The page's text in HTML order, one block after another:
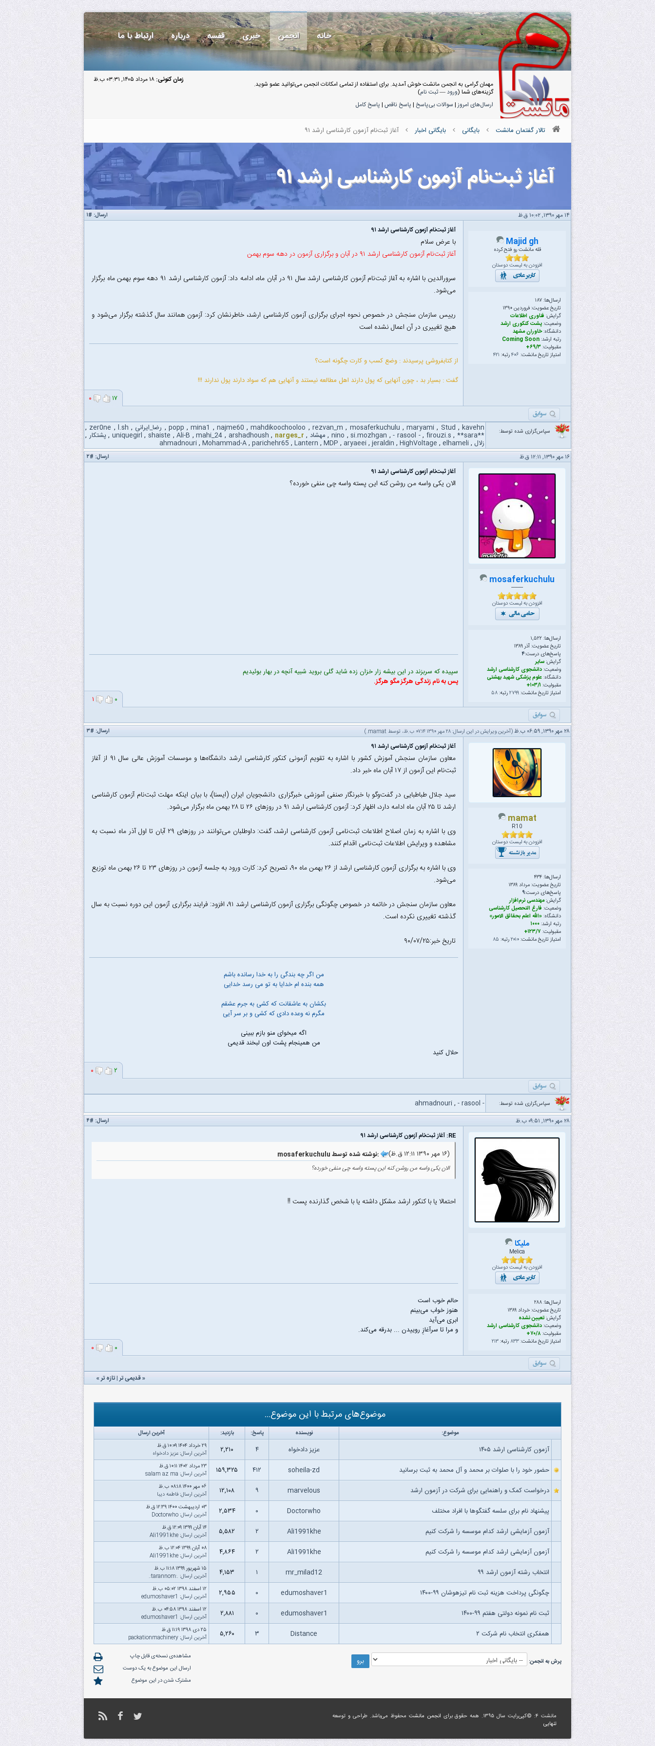
خانه انجمن خبری قفسه درباره ارتباط با ما
زمان کنونی: ۱۸ مرداد ۱۴۰۵, ۰۳:۳۱ ب.ظ
مهمان گرامی به انجمن مانشت خوش آمدید. برای استفاده از تمامی امکانات انجمن می‌توانید عضو شوید.
گزینه‌های شما (ورود—ثبت نام)
ارسال‌های امروز| سوالات بی‌پاسخ | پاسخ ناقص | پاسخ کامل
تالار گفتمان مانشت بایگانی بایگانی اخبار آغاز ثبت‌نام آزمون کارشناسی ارشد ۹۱
آغاز ثبت‌نام آزمون کارشناسی ارشد ۹۱
ارسال: #۱ ۱۴ مهر ۱۳۹۰, ۱۰:۰۲ ق.ظ
Majid gh
قله مانشت رو فتح کرده
افزودن به لیست دوستان
ارسال‌ها: ۱۸۷
تاریخ عضویت: فروردین ۱۳۹۰
گرایش: فناوری اطلاعات
وضعیت:پشت کنکوری ارشد
دانشگاه:خاوران مشهد
رتبه ارشد:Coming Soon
مقبولیت:۶۹/۳+
امتیاز تاریخ مانشت: ۴۰۶رتبه: ۴۲۱
آغاز ثبت‌نام آزمون کارشناسی ارشد ۹۱
با عرض سلام
آغاز ثبت‌نام آزمون کارشناسی ارشد ۹۱ در آبان و برگزاری آزمون در دهه سوم بهمن
سرورالدین با اشاره به آغاز ثبت‌نام آزمون کارشناسی ارشد سال ۹۱ در آبان ماه، ادامه داد: آزمون کارشناسی ارشد ۹۱ دهه سوم بهمن ماه برگزار
می‌شود.
رییس سازمان سنجش در خصوص نحوه اجرای برگزاری آزمون کارشناسی ارشد، خاطرنشان کرد: آزمون همانند سال گذشته برگزار می‌شود و
هیچ تغییری در آن اعمال نشده است
از کتابفروشی پرسیدند : وضع کسب و کارت چگونه است؟
گفت : بسیار بد ، چون آنهایی که پول دارند اهل مطالعه نیستند و آنهایی هم که سواد دارند پول ندارند !!!
۱۷
۰
سپاس‌گزاری شده توسط: kavehn
,
Stud
,
maryami
,
mosaferkuchulu
,
rezvan_m
,
mahdikoochooloo
,
najme60
,
mina1
,
popp
, رضا_ایرانی ,
l.sh
,
zer0ne
,
**sara**
,
firouzi.s
,
- rasool -
,
si.mozhgan
,
nino
, مهشاد ,
narges_r
,
arshadhoush
,
mahi_24
,
Ali-B
,
shaiste
,
uniquegirl
, پشتکار ,
زلال ,
elhameli
,
HighVoltage
,
jeraldin
,
aryaeei
,
MDP
,
Lantern
,
parichehr65
,
Mohammad-A
,
ahmadnouri
ارسال: #۲ ۱۶ مهر ۱۳۹۰, ۱۲:۱۱ ق.ظ
mosaferkuchulu
--------
افزودن به لیست دوستان
ارسال‌ها: ۱,۵۲۲
تاریخ عضویت: آذر ۱۳۸۹
پاسخ‌های درست:۴
گرایش:سایر
وضعیت:دانشجوی کارشناسی ارشد
دانشگاه:علوم پزشکی شهید بهشتی
مقبولیت: ۱۰۳/۱+
امتیاز تاریخ مانشت:۲۷۹۹رتبه:۵۸
آغاز ثبت‌نام آزمون کارشناسی ارشد ۹۱
الان یکی واسه من روشن کنه این پسته واسه چی منفی خورده؟
سپیده که سربزند در این بیشه زار خزان زده شاید گلی بروید شبیه آنچه در بهار بوئیدیم
پس به نام زندگی هرگز مگو هرگز.
۰
۱
ارسال: #۳ ۲۸ مهر ۱۳۹۰, ۰۶:۵۹ ب.ظ (آخرین ویرایش در این ارسال: ۲۸ مهر ۱۳۹۰ ۰۷:۱۴ ب.ظ، توسط mamat
.)
mamat
R10
افزودن به لیست دوستان
ارسال‌ها: ۴۳۴
تاریخ عضویت: مرداد ۱۳۸۹
پاسخ‌های درست:۹
گرایش:مهندسی نرم‌افزار
وضعیت: فارغ التحصیل کارشناسی
دانشگاه:«الله اعلم بحقائق الامور»
رتبه ارشد:۱۰۰۰
مقبولیت: ۱۲۳/۷+
امتیاز تاریخ مانشت:۲۰۱۰رتبه: ۸۵
آغاز ثبت‌نام آزمون کارشناسی ارشد ۹۱
معاون سازمان سنجش آموزش کشور با اشاره به تقویم آزمونی کنکور کارشناسی ارشد دانشگاه‌ها و موسسات آموزش عالی سال ۹۱ از آغاز
ثبت‌نام این آزمون از ۱۷ آبان ماه خبر داد.
سید جلال طباطبایی در گفت‌وگو با خبرنگار صنفی آموزشی خبرگزاری دانشجویان ایران (ایسنا)، با بیان اینکه مهلت ثبت‌نام آزمون کارشناسی
ارشد تا ۲۵ آبان ماه ادامه دارد، اظهار کرد: آزمون کارشناسی ارشد ۹۱ در روزهای ۲۶ تا ۲۸ بهمن ماه برگزار می‌شود.
وی با اشاره به زمان اصلاح اطلاعات ثبت‌نامی آزمون کارشناسی ارشد، گفت: داوطلبان می‌توانند در روزهای ۲۹ آبان تا اول آذر ماه نسبت به
مشاهده و ویرایش اطلاعات ثبت‌نامی اقدام کنند.
وی با اشاره به برگزاری آزمون کارشناسی ارشد از ۲۶ بهمن ماه ۹۰، تصریح کرد: کارت ورود به جلسه آزمون در روزهای ۲۳ تا ۲۶ بهمن ماه توزیع
می‌شود.
معاون سازمان سنجش در خاتمه در خصوص چگونگی برگزاری آزمون کارشناسی ارشد ۹۱، افزود: فرایند برگزاری آزمون این دوره نسبت به سال
گذشته تغییری نکرده است.
تاریخ خبر:۹۰/۰۷/۲۵
من اگر چه بندگی را به خدا رسانده باشم
همه بنده ام خدایا به تو می رسد خدایی
بکشان به عاشقانت که کشی به جرم عشقم
مگرم نه وعده دادی که کشی و بر سر آیی
اگه میخوای منو بازم ببینی
من همینجام پشت اون لبخند قدیمی
حلال کنید
۲
۰
سپاس‌گزاری شده توسط: - rasool -
,
ahmadnouri
ارسال: #۴ ۲۸ مهر ۱۳۹۰, ۰۹:۵۱ ب.ظ
ملیکا
Melica
افزودن به لیست دوستان
ارسال‌ها: ۲۸۸
تاریخ عضویت: خرداد ۱۳۸۹
گرایش:تعیین نشده
وضعیت:دانشجوی کارشناسی ارشد
مقبولیت: ۷۰/۸+
امتیاز تاریخ مانشت:۸۳۳ رتبه:۲۱۳
RE: آغاز ثبت‌نام آزمون کارشناسی ارشد ۹۱
(۱۶ مهر ۱۳۹۰ ۱۲:۱۱ ق.ظ) mosaferkuchulu نوشته شده توسط:
الان یکی واسه من روشن کنه این پسته واسه چی منفی خورده؟
احتمالا یا با کنکور ارشد مشکل داشته یا با شخص گذارنده پست !!
حالم خوب است
هنوز خواب می‌بینم
ابری می‌آید
و مرا تا سرآغازِ روییدن ... بدرقه می‌کند.
۰
۰
«قدیمی تر|تازه‌ تر»
موضوع‌های مرتبط با این موضوع...
موضوع: نویسنده پاسخ: بازدید: آخرین ارسال
آزمون کارشناسی ارشد ۱۴۰۵ عزیز دادخواه ۴ ۲,۲۱۰
۲۹ خرداد ۱۴۰۴ ۱۰:۰۹ ق.ظ
آخرین ارسال:عزیز دادخواه
حضور خود را با صلوات بر محمد و آل محمد به ثبت برسانید soheila-zd ۴۱۲ ۱۵۹,۳۲۵
۲۳ مرداد ۱۴۰۲ ۱۰:۱۱ ق.ظ
آخرین ارسال:
salam az ma
درخواست کمک و راهنمایی برای شرکت در آزمون ارشد marvelous ۹ ۱۲,۱۰۸
۰۶ مهر ۱۴۰۰ ۰۸:۱۸ ب.ظ
آخرین ارسال:فاطمه دیبا
پیشنهاد نام برای سلسه گفتگوها با افراد مختلف Doctorwho ۰ ۲,۵۳۴
۰۳ اردیبهشت ۱۴۰۰ ۱۲:۳۹ ق.ظ
آخرین ارسال:
Doctorwho
آزمون آزمایشی ارشد کدام موسسه را شرکت کنیم Ali1991khe ۲ ۵,۵۸۲
۱۴ آبان ۱۳۹۹ ۱۲:۰۹ ق.ظ
آخرین ارسال:
Ali1991khe
آزمون آزمایشی ارشد کدام موسسه را شرکت کنیم Ali1991khe ۲ ۴,۸۶۴
۰۸ آبان ۱۳۹۹ ۱۲:۰۴ ب.ظ
آخرین ارسال:
Ali1991khe
انتخاب رشته آزمون ارشد ۹۹ mr_milad12 ۱ ۴,۱۵۳
۱۵ شهریور ۱۳۹۹ ۱۱:۱۸ ب.ظ
آخرین ارسال:
.:tarannom:.
چگونگی پرداخت هزینه ثبت نام تیزهوشان ۹۹-۱۴۰۰ edumoshaver1 ۰ ۲,۹۵۵
۱۲ اسفند ۱۳۹۸ ۰۵:۰۲ ب.ظ
آخرین ارسال:
edumoshaver1
ثبت نام نمونه دولتی هفتم ۹۹-۱۴۰۰ edumoshaver1 ۰ ۲,۸۸۱
۱۲ اسفند ۱۳۹۸ ۰۴:۵۸ ب.ظ
آخرین ارسال:
edumoshaver1
همفکری انتخاب نام شرکت ۲ Distance ۳ ۵,۲۶۰
۲۵ دى ۱۳۹۸ ۱۱:۱۹ ق.ظ
آخرین ارسال:
packationmachinery
مشاهده‌ی نسخه‌ی قابل چاپ
ارسال این موضوع به یک دوست
مشترک شدن در این موضوع
پرش به انجمن:
مانشت ۴: ©کپی‌رایت سال ۱۳۹۵. همه حقوق برای انجمن مانشت محفوظ می‌باشد. طراحی و توسعه
تنهایی